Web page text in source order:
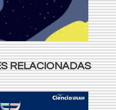
RELACIONADAS